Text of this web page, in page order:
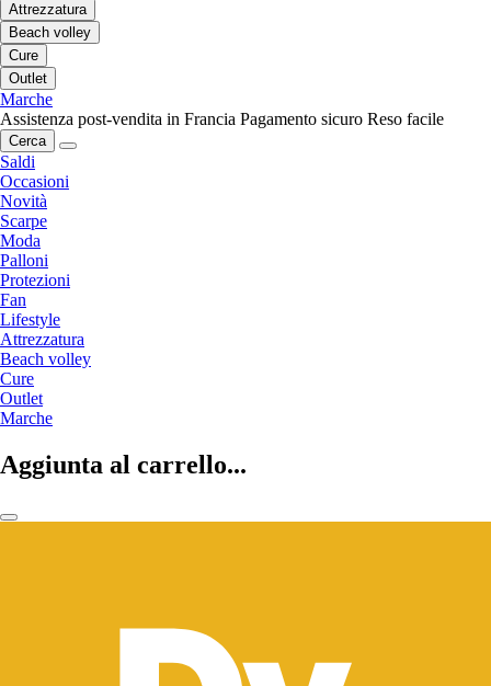
Attrezzatura
Beach volley
Cure
Outlet
Marche
Assistenza post-vendita in Francia Pagamento sicuro Reso facile
Cerca
Saldi
Occasioni
Novità
Scarpe
Moda
Palloni
Protezioni
Fan
Lifestyle
Attrezzatura
Beach volley
Cure
Outlet
Marche
Aggiunta al carrello...